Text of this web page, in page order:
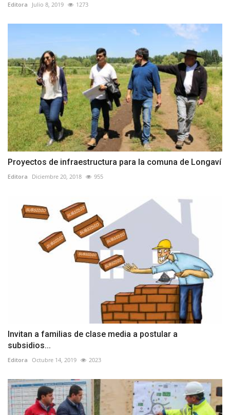
Editora Julio 8, 2019 1273
Proyectos de infraestructura para la comuna de Longaví
Editora Diciembre 20, 2018 955
Invitan a familias de clase media a postular a
subsidios...
Editora Octubre 14, 2019 2023